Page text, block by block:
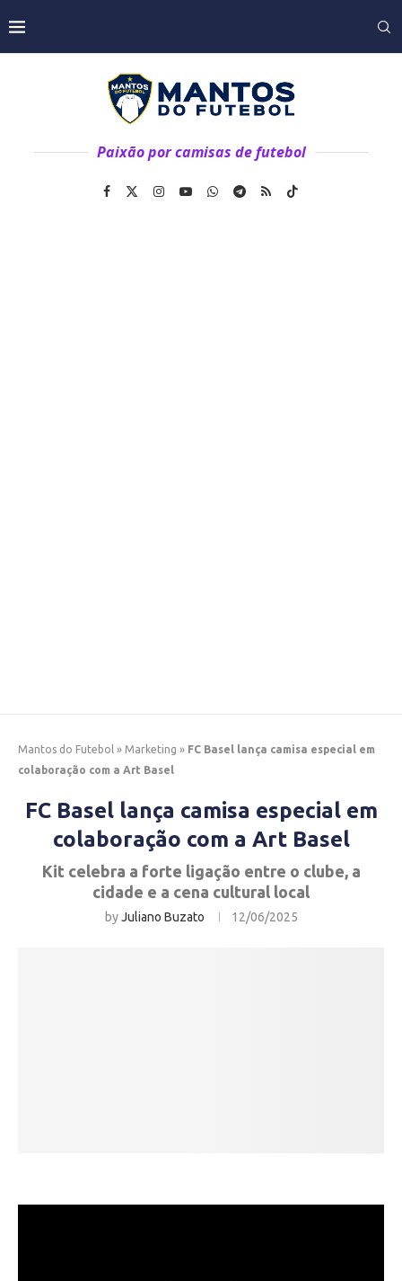
Paixão por camisas de futebol
Mantos do Futebol » Marketing » FC Basel lança camisa especial em
colaboração com a Art Basel
FC Basel lança camisa especial em
colaboração com a Art Basel
Kit celebra a forte ligação entre o clube, a
cidade e a cena cultural local
byJuliano Buzato 12/06/2025